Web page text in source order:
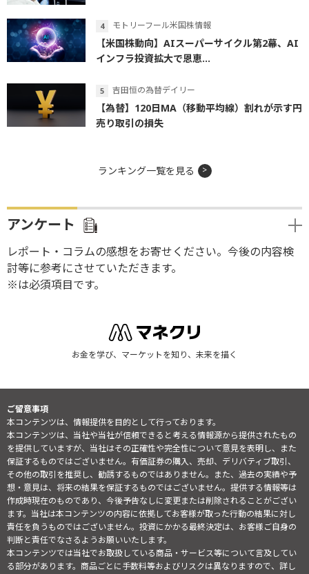
モトリーフール米国株情報
【米国株動向】AIスーパーサイクル第2幕、AI
インフラ投資拡大で恩恵...
吉田恒の為替デイリー
【為替】120日MA（移動平均線）割れが示す円
売り取引の損失
ランキング一覧を見る
アンケート
レポート・コラムの感想をお寄せください。今後の内容検
討等に参考にさせていただきます。
※は必須項目です。
お金を学び、マーケットを知り、未来を描く
ご留意事項
本コンテンツは、情報提供を目的として行っております。
本コンテンツは、当社や当社が信頼できると考える情報源から提供されたもの
を提供していますが、当社はその正確性や完全性について意見を表明し、また
保証するものではございません。有価証券の購入、売却、デリバティブ取引、
その他の取引を推奨し、勧誘するものではありません。また、過去の実績や予
想・意見は、将来の結果を保証するものではございません。提供する情報等は
作成時現在のものであり、今後予告なしに変更または削除されることがござい
ます。当社は本コンテンツの内容に依拠してお客様が取った行動の結果に対し
責任を負うものではございません。投資にかかる最終決定は、お客様ご自身の
判断と責任でなさるようお願いいたします。
本コンテンツでは当社でお取扱している商品・サービス等について言及してい
る部分があります。商品ごとに手数料等およびリスクは異なりますので、詳し